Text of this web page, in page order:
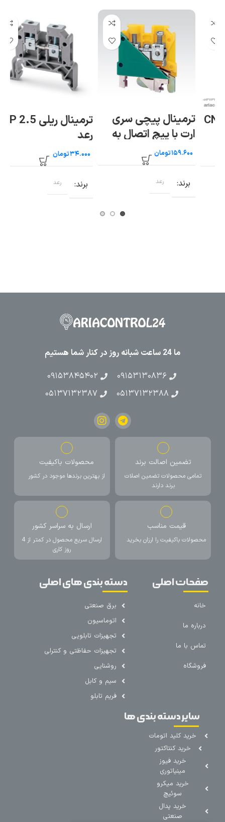
ترمینال پیچی سری
ارت با پیچ اتصال به
ریل سایز ۲.۵ رعد
تومان
رعد
ترمینال ریلی RTP 2.5
تومان
رعد
ما 24 ساعت شبانه روز در کنار شما هستیم
۰۹۱۵۳۱۳۰۸۳۶
۰۹۱۵۳۸۴۵۴۰۲
۰۵۱۳۷۱۳۲۳۸۸
۰۵۱۳۷۱۳۲۳۸۷
تضمین اصالت برند
تمامی محصولات تضمین اصلات
برند دارند
محصولات باکیفیت
از بهترین برندها موجود در کشور
قیمت مناسب
محصولات باکیفیت را ارزان بخرید
ارسال به سراسر کشور
ارسال سریع محصول در کمتر از 4
روز کاری
صفحات اصلی
خانه
درباره ما
تماس با ما
فروشگاه
دسته بندی های اصلی
برق صنعتی
اتوماسیون
تجهیزات تابلویی
تجهیزات حفاظتی و کنترلی
روشنایی
سیم و کابل
فریم تابلو
سایر دسته بندی ها
خرید کلید اتومات
خرید کنتاکتور
خرید فیوز
مینیاتوری
خرید میکرو
سوئیچ
خرید پدال
صنعتی